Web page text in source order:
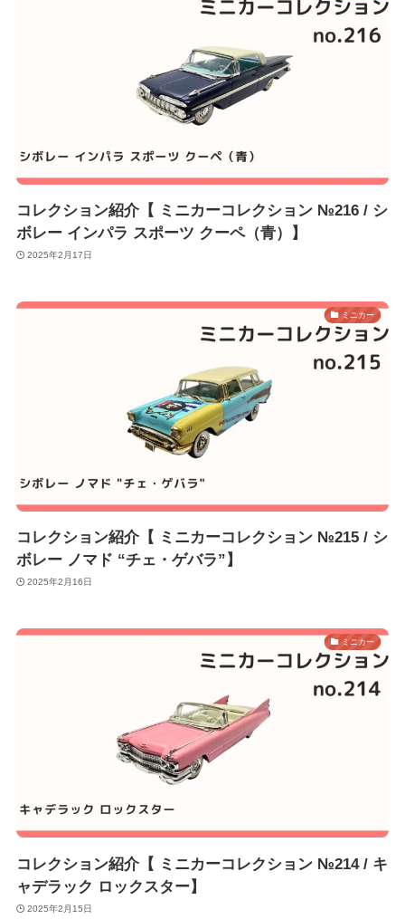
コレクション紹介【 ミニカーコレクション №216 / シ
ボレー インパラ スポーツ クーペ（青）】
2025年2月17日
ミニカー
コレクション紹介【 ミニカーコレクション №215 / シ
ボレー ノマド “チェ・ゲバラ”】
2025年2月16日
ミニカー
コレクション紹介【 ミニカーコレクション №214 / キ
ャデラック ロックスター】
2025年2月15日